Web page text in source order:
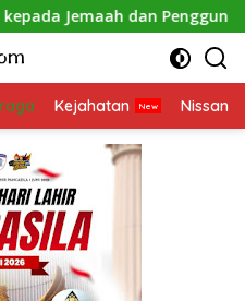
dan Pengguna Jalan
Kejahatan Nissan